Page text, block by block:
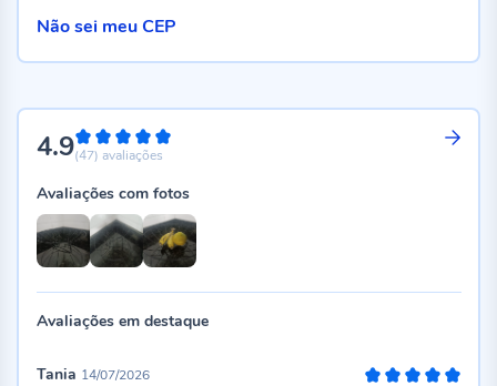
4.998%
(47) avaliações
Avaliações com fotos
Avaliações em destaque
Tania 14/07/2026
Não sei meu CEP